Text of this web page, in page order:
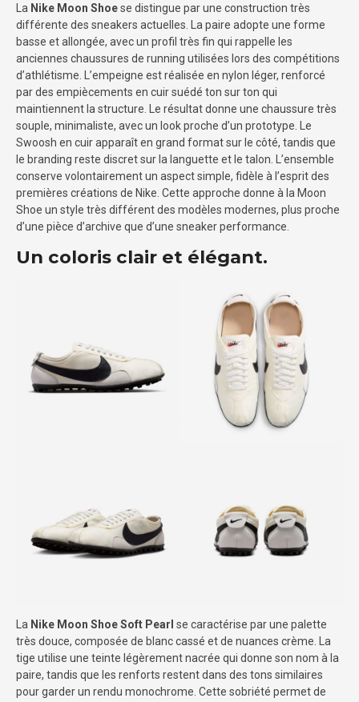
La Nike Moon Shoese distingue par une construction très
différente des sneakers actuelles. La paire adopte une forme
basse et allongée, avec un profil très fin qui rappelle les
anciennes chaussures de running utilisées lors des compétitions
d’athlétisme. L’empeigne est réalisée en nylon léger, renforcé
par des empiècements en cuir suédé ton sur ton qui
maintiennent la structure. Le résultat donne une chaussure très
souple, minimaliste, avec un look proche d’un prototype. Le
Swoosh en cuir apparaît en grand format sur le côté, tandis que
le branding reste discret sur la languette et le talon. L’ensemble
conserve volontairement un aspect simple, fidèle à l’esprit des
premières créations de Nike. Cette approche donne à la Moon
Shoe un style très différent des modèles modernes, plus proche
d’une pièce d’archive que d’une sneaker performance.
Un coloris clair et élégant.
La Nike Moon Shoe Soft Pearl se caractérise par une palette
très douce, composée de blanc cassé et de nuances crème. La
tige utilise une teinte légèrement nacrée qui donne son nom à la
paire, tandis que les renforts restent dans des tons similaires
pour garder un rendu monochrome. Cette sobriété permet de